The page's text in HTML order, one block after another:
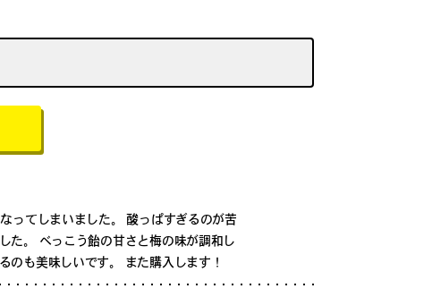
ってしまいました。 酸っぱすぎるのが苦
た。 べっこう飴の甘さと梅の味が調和し
のも美味しいです。 また購入します！